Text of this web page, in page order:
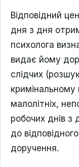
Відповідний
дня з дня
психолога
видає йому
слідчих
малолітніх,
робочих днів з
до
доручення.